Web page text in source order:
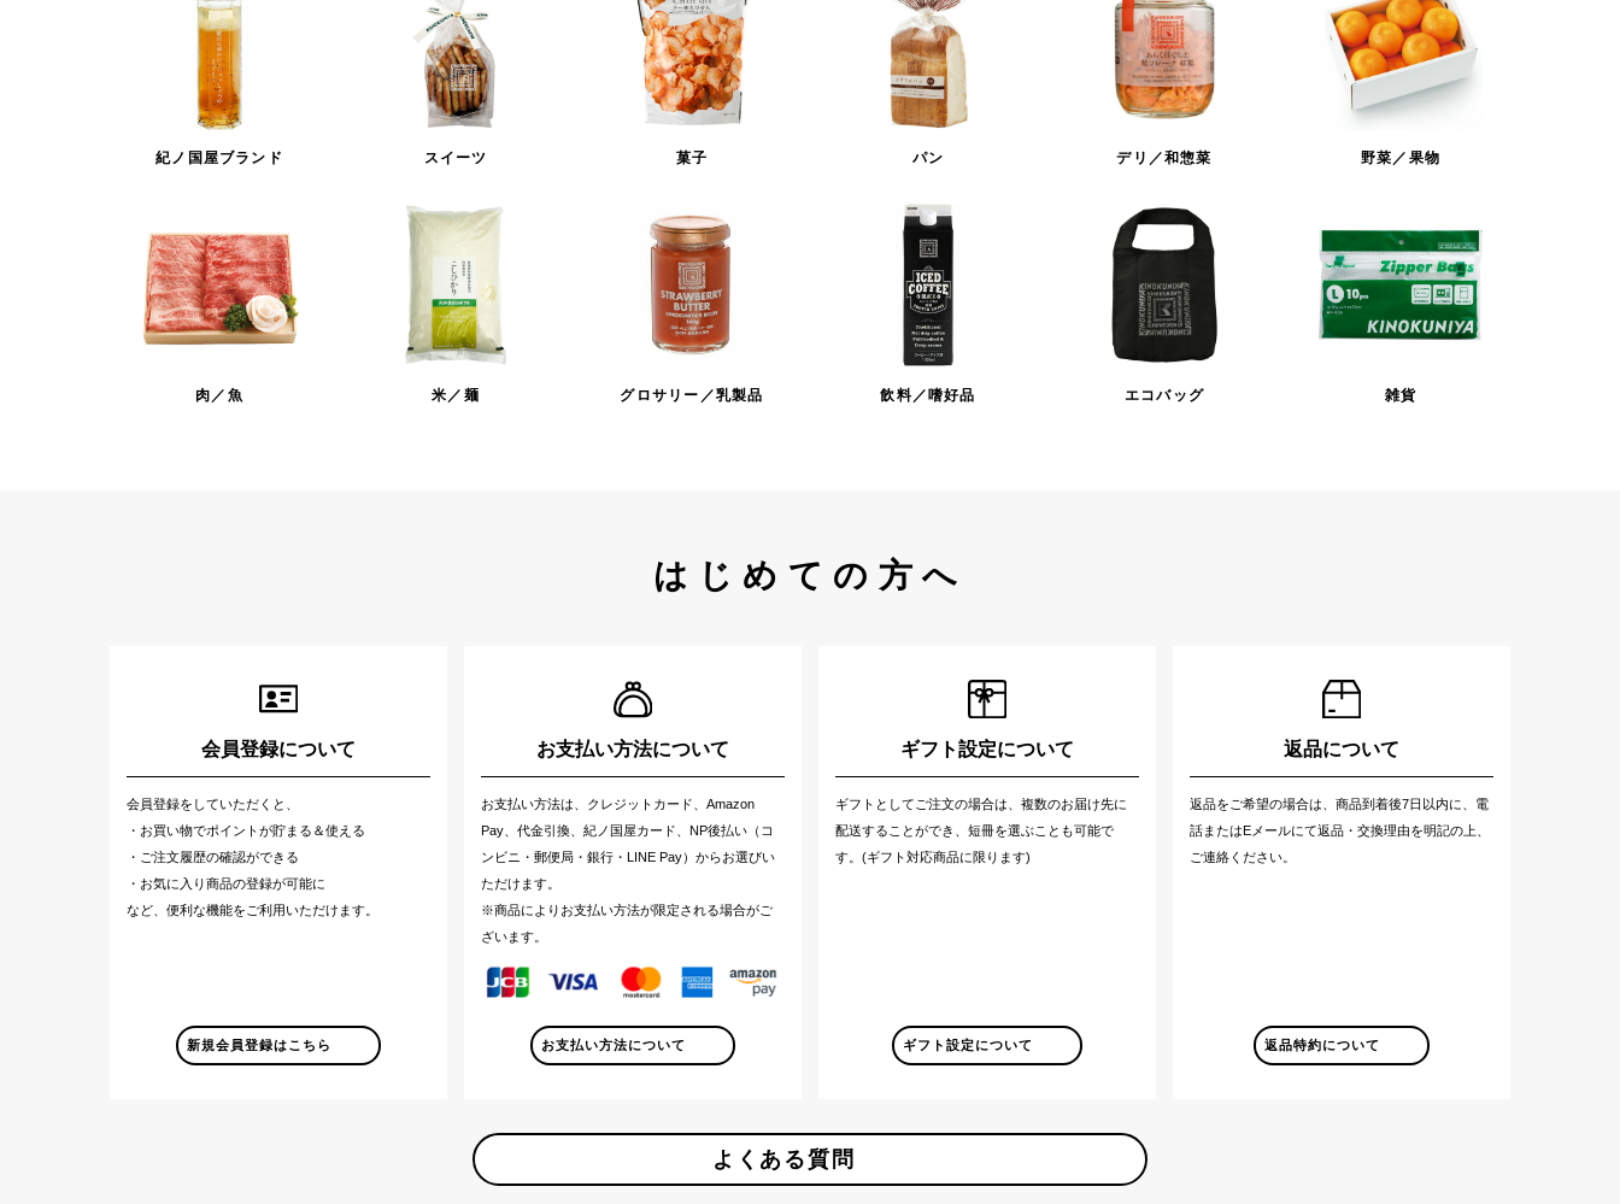
紀ノ国屋ブランド スイーツ 菓子 パン デリ／和惣菜 野菜／果物
肉／魚 米／麺 グロサリー／乳製品 飲料／嗜好品 エコバッグ 雑貨
はじめての方へ
会員登録について
会員登録をしていただくと、
・お買い物でポイントが貯まる＆使える
・ご注文履歴の確認ができる
・お気に入り商品の登録が可能に
など、便利な機能をご利用いただけます。
新規会員登録はこちら
お支払い方法について
お支払い方法は、クレジットカード、Amazon
Pay、代金引換、紀ノ国屋カード、NP後払い（コ
ンビニ・郵便局・銀行・LINE Pay）からお選びい
ただけます。
※商品によりお支払い方法が限定される場合がご
ざいます。
お支払い方法について
ギフト設定について
ギフトとしてご注文の場合は、複数のお届け先に
配送することができ、短冊を選ぶことも可能で
す。(ギフト対応商品に限ります)
ギフト設定について
返品について
返品をご希望の場合は、商品到着後7日以内に、電
話またはEメールにて返品・交換理由を明記の上、
ご連絡ください。
返品特約について
よくある質問